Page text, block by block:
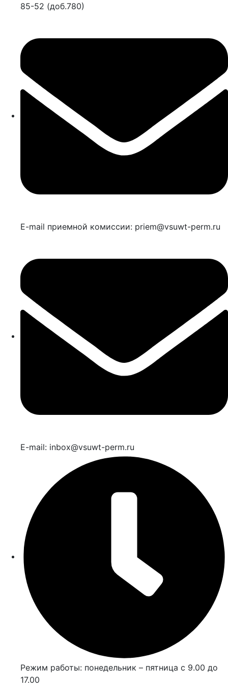
85-52 (доб.780)
E-mail приемной комиссии: priem@vsuwt-perm.ru
E-mail: inbox@vsuwt-perm.ru
Режим работы: понедельник – пятница с 9.00 до
17.00